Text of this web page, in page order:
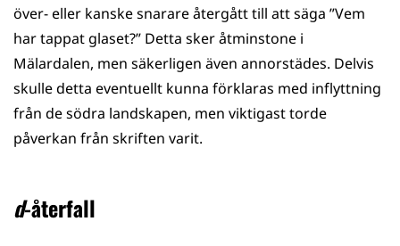
över- eller kanske snarare återgått till att säga ”Vem
har tappat glaset?” Detta sker åtminstone i
Mälardalen, men säkerligen även annorstädes. Delvis
skulle detta eventuellt kunna förklaras med inflyttning
från de södra landskapen, men viktigast torde
påverkan från skriften varit.
d-återfall